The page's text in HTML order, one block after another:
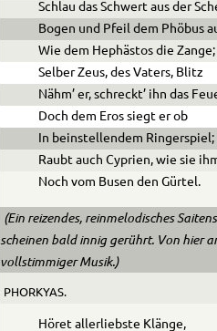
Schlau das Schwert aus der
Bogen und Pfeil dem Phöbus
Wie dem Hephästos die Zange;
Selber Zeus, des Vaters, Blitz
Nähm’ er, schreckt’ ihn das
Doch dem Eros siegt er ob
In beinstellendem Ringerspiel;
Raubt auch Cyprien, wie sie
Noch vom Busen den Gürtel.
(Ein reizendes, reinmelodisches
scheinen bald innig gerührt. Von hier
vollstimmiger Musik.)
PHORKYAS.
Höret allerliebste Klänge,